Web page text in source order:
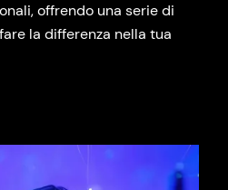
offrendo una serie di
la differenza nella tua